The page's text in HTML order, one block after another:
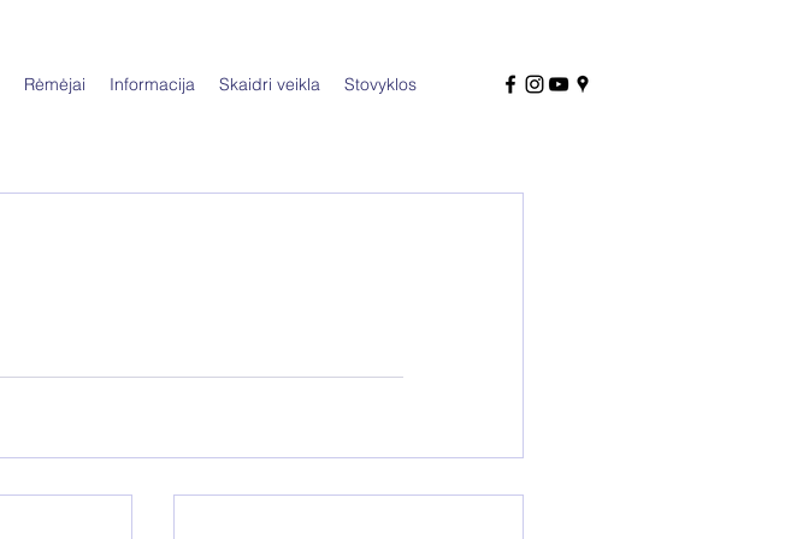
Rėmėjai Informacija Skaidri veikla Stovyklos